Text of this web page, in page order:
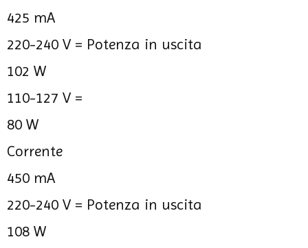
425 mA
220-240 V = Potenza in uscita
102 W
110-127 V =
80 W
Corrente
450 mA
220-240 V = Potenza in uscita
108 W